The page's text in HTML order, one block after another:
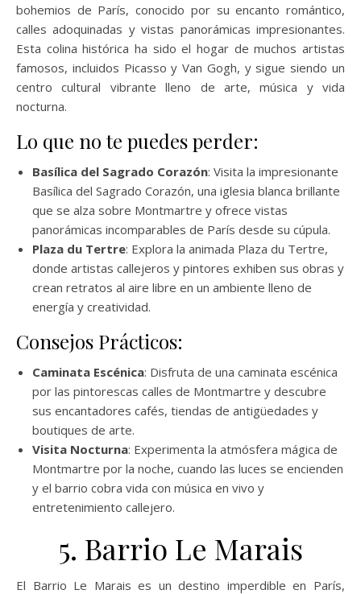
bohemios de París, conocido por su encanto romántico,
calles adoquinadas y vistas panorámicas impresionantes.
Esta colina histórica ha sido el hogar de muchos artistas
famosos, incluidos Picasso y Van Gogh, y sigue siendo un
centro cultural vibrante lleno de arte, música y vida
nocturna.
Lo que no te puedes perder:
Basílica del Sagrado Corazón: Visita la impresionante
Basílica del Sagrado Corazón, una iglesia blanca brillante
que se alza sobre Montmartre y ofrece vistas
panorámicas incomparables de París desde su cúpula.
Plaza du Tertre: Explora la animada Plaza du Tertre,
donde artistas callejeros y pintores exhiben sus obras y
crean retratos al aire libre en un ambiente lleno de
energía y creatividad.
Consejos Prácticos:
Caminata Escénica: Disfruta de una caminata escénica
por las pintorescas calles de Montmartre y descubre
sus encantadores cafés, tiendas de antigüedades y
boutiques de arte.
Visita Nocturna: Experimenta la atmósfera mágica de
Montmartre por la noche, cuando las luces se encienden
y el barrio cobra vida con música en vivo y
entretenimiento callejero.
5. Barrio Le Marais
El Barrio Le Marais es un destino imperdible en París,